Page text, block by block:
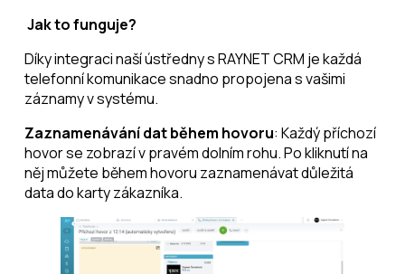
Jak to funguje?
Díky integraci naší ústředny s RAYNET CRM je každá
telefonní komunikace snadno propojena s vašimi
záznamy v systému.
Zaznamenávání dat během hovoru: Každý příchozí
hovor se zobrazí v pravém dolním rohu. Po kliknutí na
něj můžete během hovoru zaznamenávat důležitá
data do karty zákazníka.